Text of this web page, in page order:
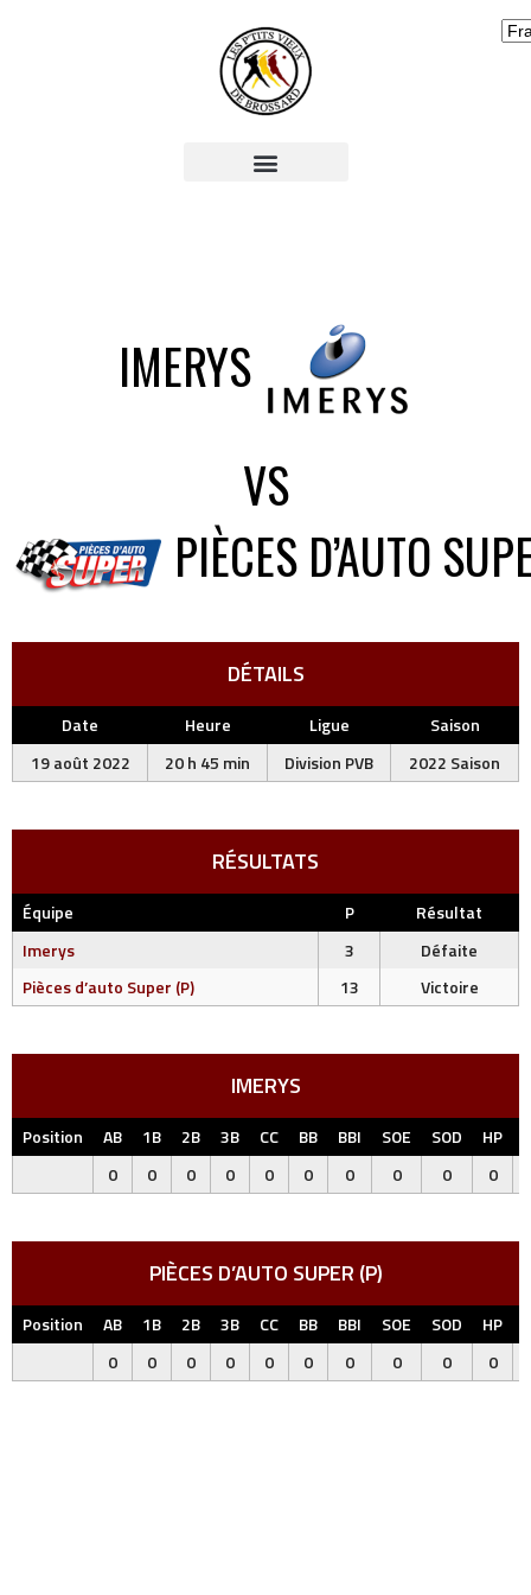
IMERYS
VS
PIÈCES D’AUTO
DÉTAILS
Date Heure Ligue
Saison
19 août 2022
20 h 45 min Division PVB 2022 Saison
RÉSULTATS
Équipe P
Résultat
Imerys
3
Défaite
Pièces d’auto Super (P)
13 Victoire
IMERYS
Position AB 1B 2B 3B CC BB BBI SOE SOD HP
0
0 0 0 0 0 0 0 0 0
PIÈCES D’AUTO SUPER (P)
Position AB 1B 2B 3B CC BB BBI SOE SOD HP
0
0 0 0 0 0 0 0 0 0